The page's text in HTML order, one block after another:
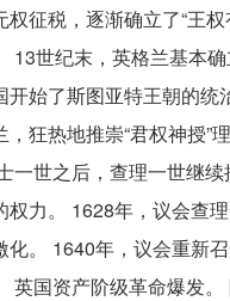
征税，逐渐确立了“王权
13世纪末，英格兰基本
开始了斯图亚特王朝的统
，狂热地推崇“君权神授”
一世之后，查理一世继续
权力。 1628年，议会查
化。 1640年，议会重新
英国资产阶级革命爆发